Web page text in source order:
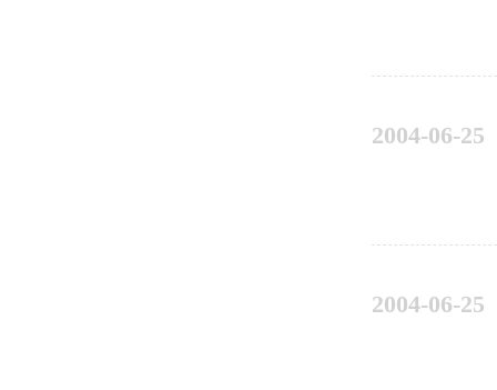
2004-06-25
2004-06-25